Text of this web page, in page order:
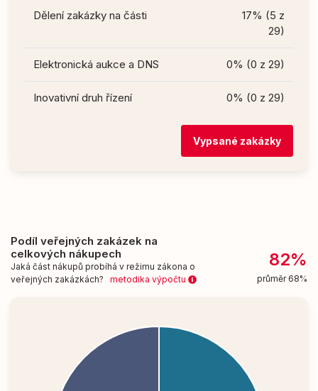
Dělení zakázky na části
17% (5 z
29)
Elektronická aukce a DNS 0% (0 z 29)
Inovativní druh řízení 0% (0 z 29)
Vypsané zakázky
Podíl veřejných zakázek na
celkových nákupech
Jaká část nákupů probíhá v režimu zákona o
veřejných zakázkách? metodika výpočtu
82%
průměr 68%